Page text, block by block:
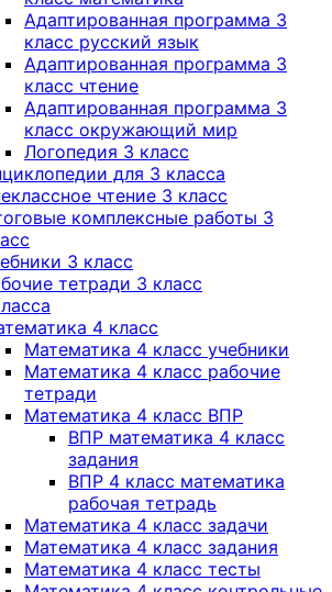
Адаптированная программа 3
класс русский язык
Адаптированная программа 3
класс чтение
Адаптированная программа 3
класс окружающий мир
Логопедия 3 класс
для 3 класса
чтение 3 класс
комплексные работы 3
3 класс
тетради 3 класс
4 класс
Математика 4 класс учебники
Математика 4 класс рабочие
тетради
Математика 4 класс ВПР
ВПР математика 4 класс
задания
ВПР 4 класс математика
рабочая тетрадь
Математика 4 класс задачи
Математика 4 класс задания
Математика 4 класс тесты